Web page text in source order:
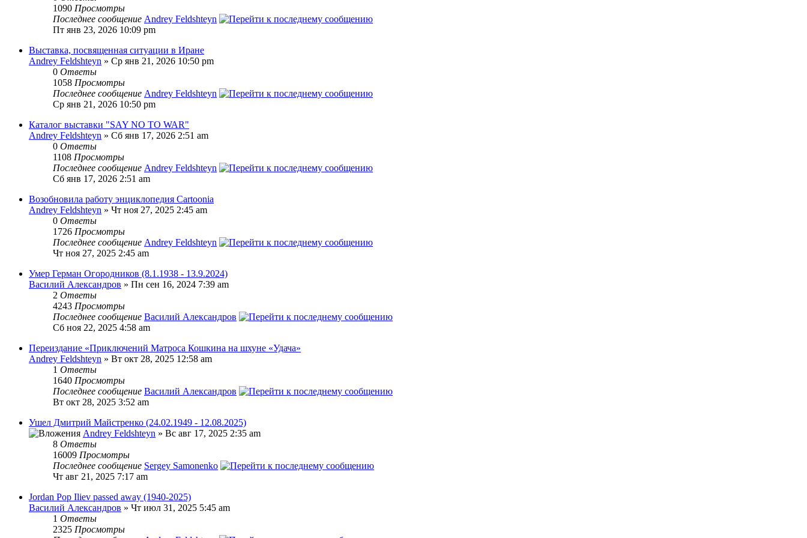
1090 Просмотры
Последнее сообщение Andrey Feldshteyn
Пт янв 23, 2026 10:09 pm
Выставка, посвященная ситуации в Иране
Andrey Feldshteyn » Ср янв 21, 2026 10:50 pm
0 Ответы
1058 Просмотры
Последнее сообщение Andrey Feldshteyn
Ср янв 21, 2026 10:50 pm
Каталог выставки "SAY NO TO WAR"
Andrey Feldshteyn » Сб янв 17, 2026 2:51 am
0 Ответы
1108 Просмотры
Последнее сообщение Andrey Feldshteyn
Сб янв 17, 2026 2:51 am
Возобновила работу энциклопедия Cartoonia
Andrey Feldshteyn » Чт ноя 27, 2025 2:45 am
0 Ответы
1726 Просмотры
Последнее сообщение Andrey Feldshteyn
Чт ноя 27, 2025 2:45 am
Умер Герман Огородников (8.1.1938 - 13.9.2024)
Василий Александров » Пн сен 16, 2024 7:39 am
2 Ответы
4243 Просмотры
Последнее сообщение Василий Александров
Сб ноя 22, 2025 4:58 am
Переиздание «Приключений Матроса Кошкина на шхуне «Удача»
Andrey Feldshteyn » Вт окт 28, 2025 12:58 am
1 Ответы
1640 Просмотры
Последнее сообщение Василий Александров
Вт окт 28, 2025 3:52 am
Ушел Дмитрий Майстренко (24.02.1949 - 12.08.2025)
Andrey Feldshteyn » Вс авг 17, 2025 2:35 am
8 Ответы
16009 Просмотры
Последнее сообщение Sergey Samonenko
Чт авг 21, 2025 7:17 am
Jordan Pop Iliev passed away (1940-2025)
Василий Александров » Чт июл 31, 2025 5:45 am
1 Ответы
2325 Просмотры